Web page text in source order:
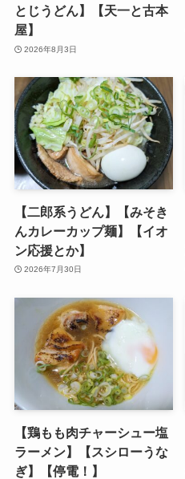
とじうどん】【天一と古本
屋】
2026年8月3日
【二郎系うどん】【みそき
んカレーカップ麺】【イオ
ン応援とか】
2026年7月30日
【鶏もも肉チャーシュー塩
ラーメン】【スシローうな
ぎ】【停電！】